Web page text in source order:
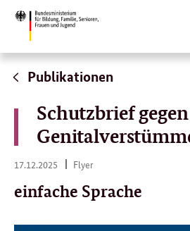
Direktlink:
Publikationen
Schutzbrief
17.12.2025 17.
2025
Flyer
einfache Sprache